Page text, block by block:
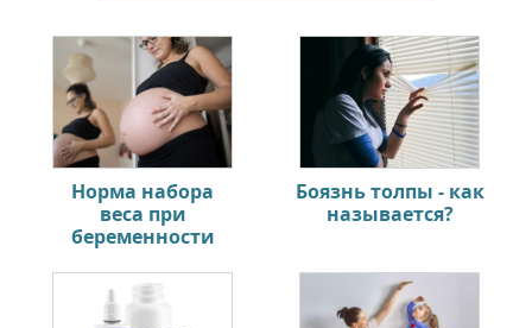
Норма набора
веса при
беременности
Боязнь толпы - как
называется?